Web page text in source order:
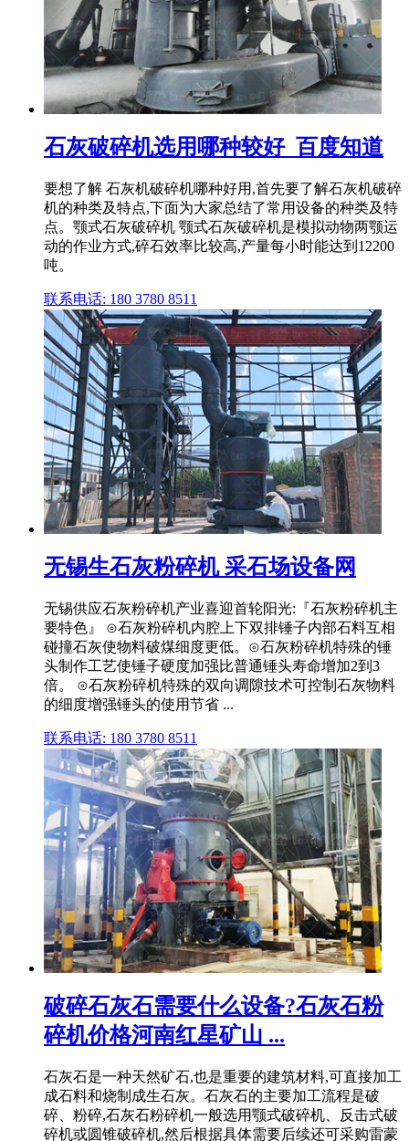
石灰破碎机选用哪种较好_百度知道
要想了解 石灰机破碎机哪种好用,首先要了解石灰机破碎
机的种类及特点,下面为大家总结了常用设备的种类及特
点。颚式石灰破碎机 颚式石灰破碎机是模拟动物两颚运
动的作业方式,碎石效率比较高,产量每小时能达到12200
吨。
联系电话: 180 3780 8511
无锡生石灰粉碎机 采石场设备网
无锡供应石灰粉碎机产业喜迎首轮阳光:『石灰粉碎机主
要特色』 ⊙石灰粉碎机内腔上下双排锤子内部石料互相
碰撞石灰使物料破煤细度更低。⊙石灰粉碎机特殊的锤
头制作工艺使锤子硬度加强比普通锤头寿命增加2到3
倍。 ⊙石灰粉碎机特殊的双向调隙技术可控制石灰物料
的细度增强锤头的使用节省 ...
联系电话: 180 3780 8511
破碎石灰石需要什么设备?石灰石粉
碎机价格河南红星矿山 ...
石灰石是一种天然矿石,也是重要的建筑材料,可直接加工
成石料和烧制成生石灰。石灰石的主要加工流程是破
碎、粉碎,石灰石粉碎机一般选用颚式破碎机、反击式破
碎机或圆锥破碎机,然后根据具体需要后续还可采购雷蒙